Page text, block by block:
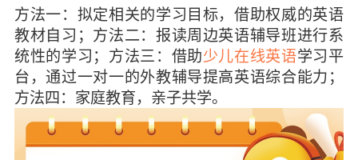
方法一：拟定相关的学习目标，借助权威的英语
教材自习；方法二：报读周边英语辅导班进行系
统性的学习；方法三：借助少儿在线英语学习平
台，通过一对一的外教辅导提高英语综合能力；
方法四：家庭教育，亲子共学。